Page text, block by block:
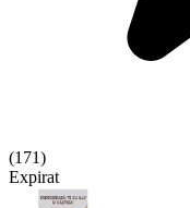
(171)
Expirat